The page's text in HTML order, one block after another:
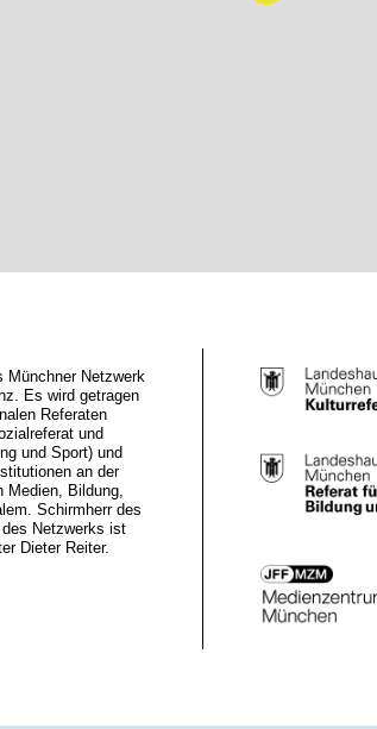
Netzwerk
Es wird getragen
Referaten
und
und Sport) und
an der
Medien, Bildung,
Schirmherr des
Netzwerks ist
Dieter Reiter.